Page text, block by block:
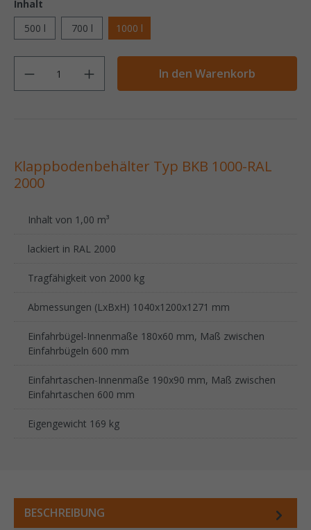
Inhalt
500 l
700 l 1000 l
In den Warenkorb
Klappbodenbehälter Typ BKB 1000-RAL
2000
Inhalt von 1,00 m³
lackiert in RAL 2000
Tragfähigkeit von 2000 kg
Abmessungen (LxBxH) 1040x1200x1271 mm
Einfahrbügel-Innenmaße 180x60 mm, Maß zwischen
Einfahrbügeln 600 mm
Einfahrtaschen-Innenmaße 190x90 mm, Maß zwischen
Einfahrtaschen 600 mm
Eigengewicht 169 kg
BESCHREIBUNG